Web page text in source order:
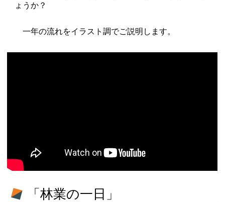
ょうか？
一年の流れをイラスト調でご説明します。
「林業の一日」